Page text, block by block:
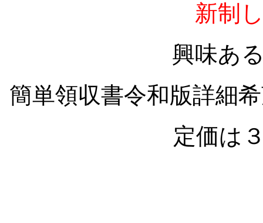
新制
興味あ
簡単領収書令和版詳細
定価は